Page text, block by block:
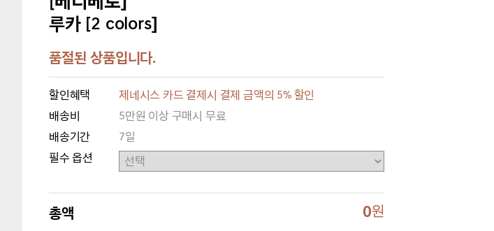
루카 [2 colors]
품절된 상품입니다.
할인혜택
제네시스 카드 결제시 결제 금액의 5% 할인
배송비
5만원 이상 구매시 무료
배송기간
7일
필수 옵션
총액 0원